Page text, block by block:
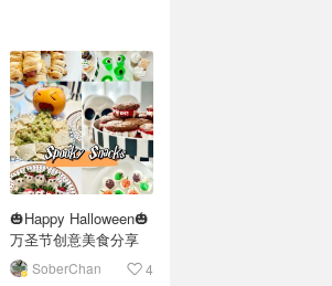
🎃Happy Halloween🎃
万圣节创意美食分享
SoberChan 4